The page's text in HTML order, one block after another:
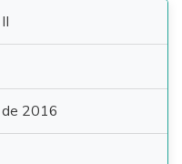
de 2016